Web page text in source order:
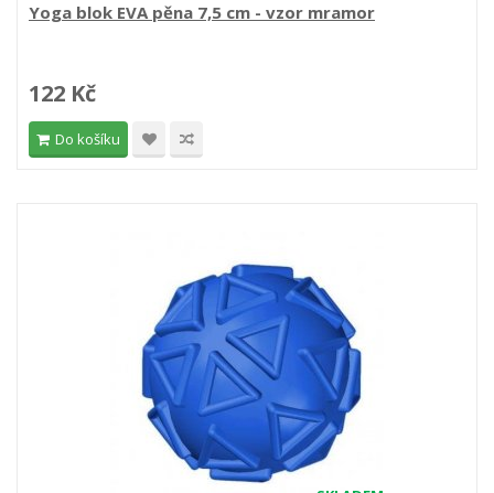
Yoga blok EVA pěna 7,5 cm - vzor mramor
122 Kč
Do košíku